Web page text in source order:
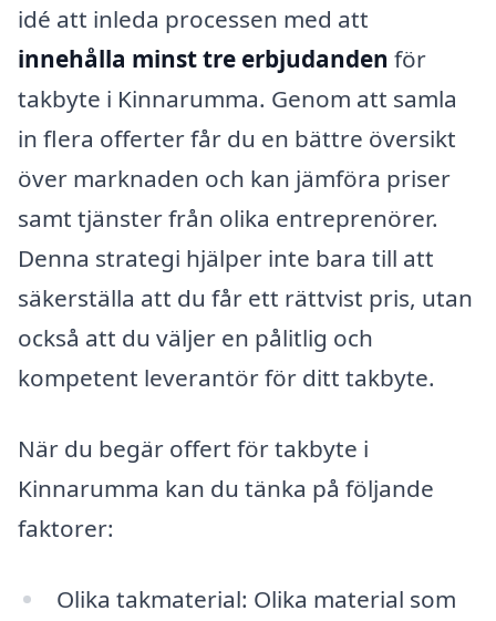
idé att inleda processen med att
innehålla minst tre erbjudanden för
takbyte i Kinnarumma. Genom att samla
in flera offerter får du en bättre översikt
över marknaden och kan jämföra priser
samt tjänster från olika entreprenörer.
Denna strategi hjälper inte bara till att
säkerställa att du får ett rättvist pris, utan
också att du väljer en pålitlig och
kompetent leverantör för ditt takbyte.
När du begär offert för takbyte i
Kinnarumma kan du tänka på följande
faktorer:
Olika takmaterial: Olika material som